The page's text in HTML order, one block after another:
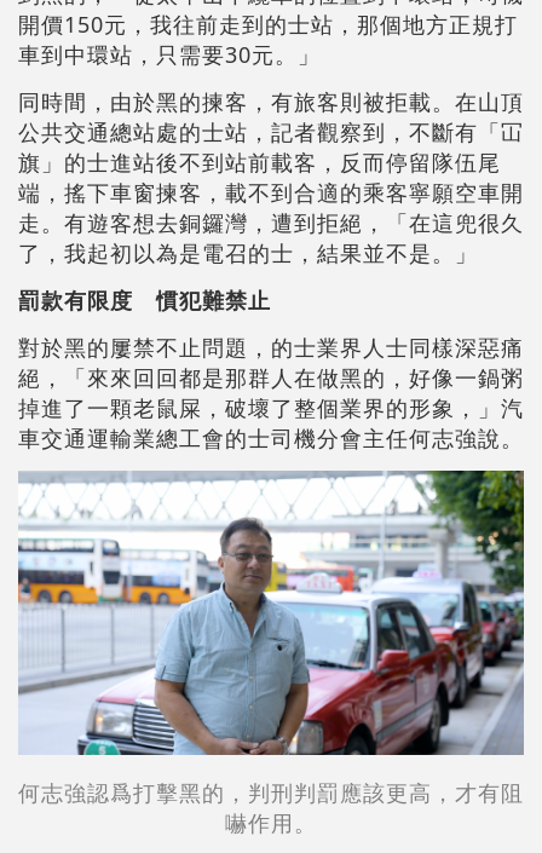
開價150元，我往前走到的士站，那個地方正規打
車到中環站，只需要30元。」
同時間，由於黑的揀客，有旅客則被拒載。在山頂
公共交通總站處的士站，記者觀察到，不斷有「冚
旗」的士進站後不到站前載客，反而停留隊伍尾
端，搖下車窗揀客，載不到合適的乘客寧願空車開
走。有遊客想去銅鑼灣，遭到拒絕，「在這兜很久
了，我起初以為是電召的士，結果並不是。」
罰款有限度 慣犯難禁止
對於黑的屢禁不止問題，的士業界人士同樣深惡痛
絕，「來來回回都是那群人在做黑的，好像一鍋粥
掉進了一顆老鼠屎，破壞了整個業界的形象，」汽
車交通運輸業總工會的士司機分會主任何志強說。
何志強認爲打擊黑的，判刑判罰應該更高，才有阻
嚇作用。